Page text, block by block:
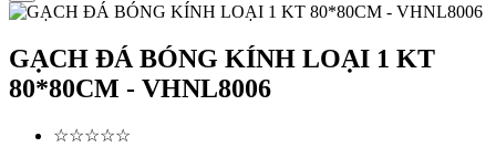
GẠCH ĐÁ BÓNG KÍNH LOẠI 1 KT
80*80CM - VHNL8006
☆☆☆☆☆